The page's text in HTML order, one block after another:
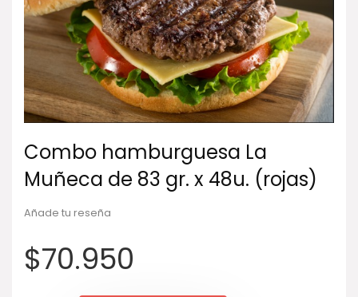
Combo hamburguesa La
Muñeca de 83 gr. x 48u. (rojas)
Añade tu reseña
$70.950